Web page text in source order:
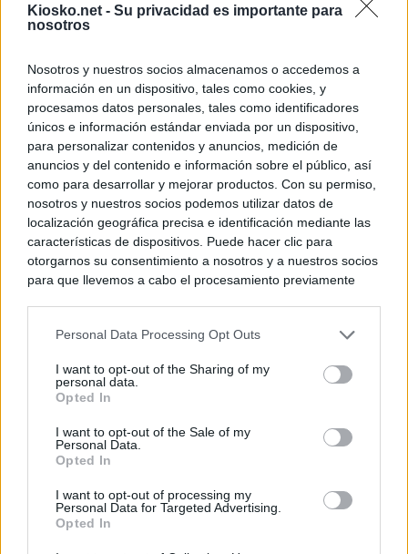
Kiosko.net - Su privacidad es importante para
nosotros
Nosotros y nuestros socios almacenamos o accedemos a
información en un dispositivo, tales como cookies, y
procesamos datos personales, tales como identificadores
únicos e información estándar enviada por un dispositivo,
para personalizar contenidos y anuncios, medición de
anuncios y del contenido e información sobre el público, así
como para desarrollar y mejorar productos. Con su permiso,
nosotros y nuestros socios podemos utilizar datos de
localización geográfica precisa e identificación mediante las
características de dispositivos. Puede hacer clic para
otorgarnos su consentimiento a nosotros y a nuestros socios
para que llevemos a cabo el procesamiento previamente
negar su consentimiento. Tenga en cuenta que algún
de su consentimiento, pero usted tiene el derecho de
rechazar tal procesamiento. Sus preferencias se aplicarán
cualquier momento entrando de nuevo en este sitio web o
visitando nuestra política de privacidad.
Personal Data Processing Opt Outs
I want to opt-out of the Sharing of my
personal data.
Opted In
I want to opt-out of the Sale of my
Personal Data.
Opted In
I want to opt-out of processing my
Personal Data for Targeted Advertising.
Opted In